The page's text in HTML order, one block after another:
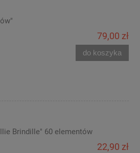
79,00 zł
do koszyka
Brindille" 60 elementów
22,90 zł